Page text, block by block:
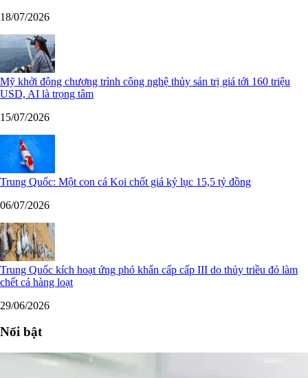
18/07/2026
Mỹ khởi động chương trình công nghệ thủy sản trị giá tới 160 triệu
USD, AI là trọng tâm
15/07/2026
Trung Quốc: Một con cá Koi chốt giá kỷ lục 15,5 tỷ đồng
06/07/2026
Trung Quốc kích hoạt ứng phó khẩn cấp cấp III do thủy triều đỏ làm
chết cá hàng loạt
29/06/2026
Nổi bật